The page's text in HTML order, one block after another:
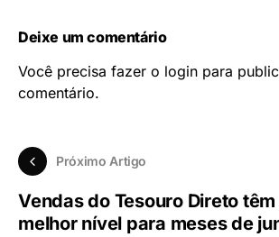
Deixe um comentário
Você precisa fazer o login para
comentário.
Próximo Artigo
Vendas do Tesouro Direto
melhor nível para meses de